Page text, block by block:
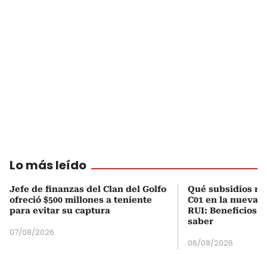
Lo más leído
Jefe de finanzas del Clan del Golfo
ofreció $500 millones a teniente
para evitar su captura
07/08/2026
Qué subsidios
C01 en la nueva
RUI: Beneficios
saber
06/08/2026